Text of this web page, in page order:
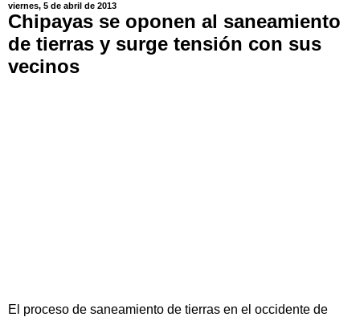
viernes, 5 de abril de 2013
Chipayas se oponen al saneamiento
de tierras y surge tensión con sus
vecinos
El proceso de saneamiento de tierras en el occidente de